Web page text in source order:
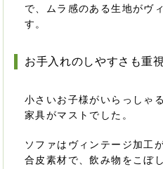
で、ムラ感のある生地がヴ
す。
お手入れのしやすさも重
小さいお子様がいらっしゃ
家具がマストでした。
ソファはヴィンテージ加工
合皮素材で、飲み物をこぼ